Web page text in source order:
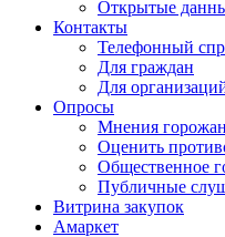
Открытые
Контакты
Телефонный
Для граждан
Для
Опросы
Мнения горожан
Оценить
Общественное
Публичные
Витрина закупок
Амаркет